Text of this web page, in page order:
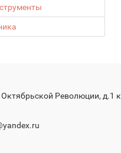
Октябрьской Революции, д.1